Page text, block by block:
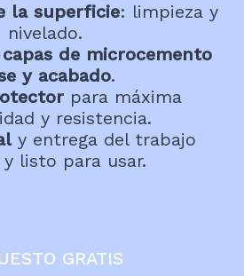
la superficie: limpieza y
nivelado.
de microcemento
y acabado.
para máxima
y resistencia.
y entrega del trabajo
listo para usar.
GRATIS